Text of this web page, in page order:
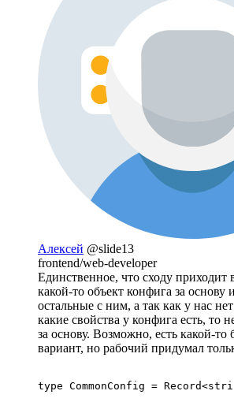
Алексей @slide13
frontend/web-developer
Единственное, что сходу приходит
какой-то объект конфига за основу
остальные с ним, а так как у нас
какие свойства у конфига есть, то
за основу. Возможно, есть какой-то
вариант, но рабочий придумал
type CommonConfig =